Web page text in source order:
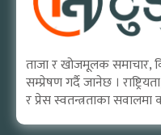
ताजा र खोजमूलक समाचार,
सम्प्रेषण गर्दै जानेछ ।
र प्रेस स्वतन्त्रताका